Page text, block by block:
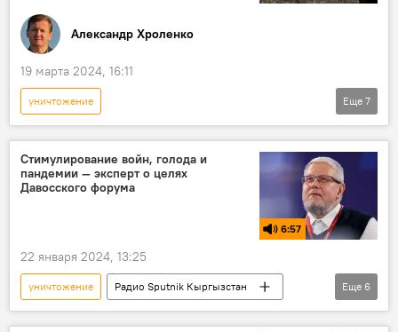
Александр Хроленко
19 марта 2024, 16:11
уничтожение
Спецоперация России по защите Донбасса
колумнистика
СВО
спецоперация
Украина
Россия
Еще 7
Стимулирование войн, голода и
пандемии — эксперт о целях
Давосского форума
6:57
22 января 2024, 13:25
уничтожение
Радио Sputnik Кыргызстан
Давос
население
вирус
Еще 6